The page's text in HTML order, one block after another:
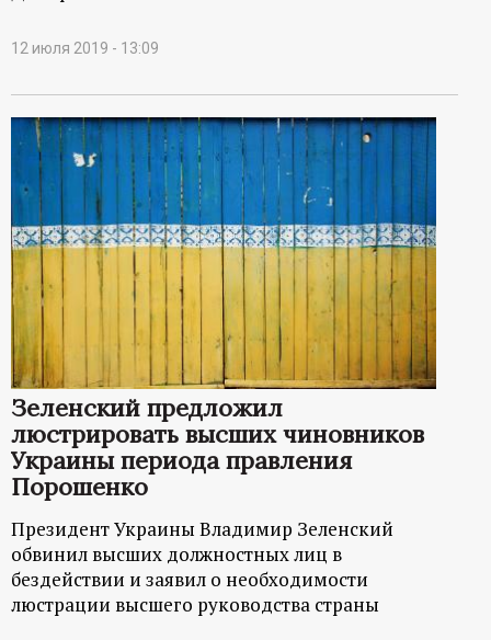
12 июля 2019 - 13:09
Зеленский предложил
люстрировать высших чиновников
Украины периода правления
Порошенко
Президент Украины Владимир Зеленский
обвинил высших должностных лиц в
бездействии и заявил о необходимости
люстрации высшего руководства страны